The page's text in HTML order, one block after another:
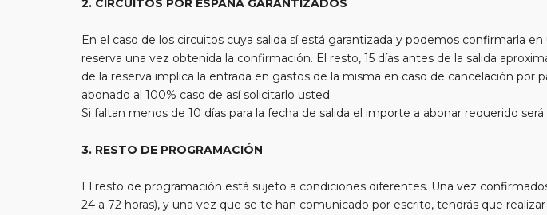
2. CIRCUITOS POR ESPAÑA GARANTIZADOS
En el caso de los circuitos cuya salida sí está garantizada y podemos confirmarla
reserva una vez obtenida la confirmación. El resto, 15 días antes de la salida
de la reserva implica la entrada en gastos de la misma en caso de cancelación
abonado al 100% caso de así solicitarlo usted.
Si faltan menos de 10 días para la fecha de salida el importe a abonar requerido será
3. RESTO DE PROGRAMACIÓN
El resto de programación está sujeto a condiciones diferentes. Una vez
24 a 72 horas), y una vez que se te han comunicado por escrito, tendrás que